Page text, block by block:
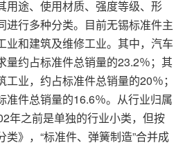
用途、使用材质、强度等级、形
进行多种分类。目前无锡标准件主
业和建筑及维修工业。其中，汽车
量约占标准件总销量的23.2％；其
业，约占标准件总销量的20％；
准件总销量的16.6％。从行业归属
年之前是单独的行业小类，但按
》，“标准件、弹簧制造”合并成